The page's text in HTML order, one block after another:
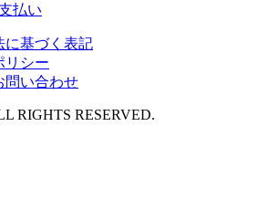
払い
に基づく表記
リシー
問い合わせ
RIGHTS RESERVED.